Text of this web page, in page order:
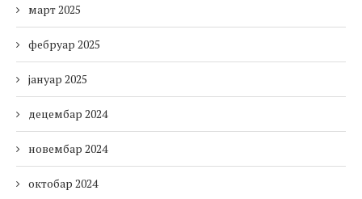
март 2025
фебруар 2025
јануар 2025
децембар 2024
новембар 2024
октобар 2024